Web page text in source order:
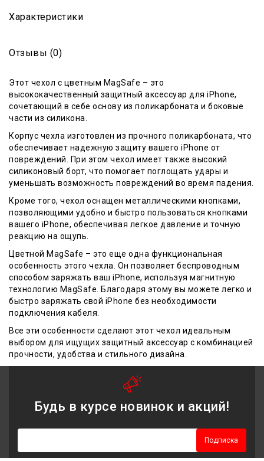
Характеристики
Отзывы (0)
Этот чехол с цветным MagSafe – это
высококачественный защитный аксессуар для iPhone,
сочетающий в себе основу из поликарбоната и боковые
части из силикона.
Корпус чехла изготовлен из прочного поликарбоната, что
обеспечивает надежную защиту вашего iPhone от
повреждений. При этом чехол имеет также высокий
силиконовый борт, что помогает поглощать удары и
уменьшать возможность повреждений во время падения.
Кроме того, чехол оснащен металлическими кнопками,
позволяющими удобно и быстро пользоваться кнопками
вашего iPhone, обеспечивая легкое давление и точную
реакцию на ощупь.
Цветной MagSafe – это еще одна функциональная
особенность этого чехла. Он позволяет беспроводным
способом заряжать ваш iPhone, используя магнитную
технологию MagSafe. Благодаря этому вы можете легко и
быстро заряжать свой iPhone без необходимости
подключения кабеля.
Все эти особенности сделают этот чехол идеальным
выбором для ищущих защитный аксессуар с комбинацией
прочности, удобства и стильного дизайна.
Будь в курсе новинок и акций!
Подписка